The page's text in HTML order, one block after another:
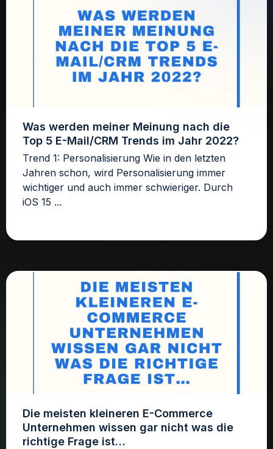
Was werden meiner Meinung nach die
Top 5 E-Mail/CRM Trends im Jahr 2022?
Trend 1: Personalisierung Wie in den letzten
Jahren schon, wird Personalisierung immer
wichtiger und auch immer schwieriger. Durch
iOS 15 ...
Die meisten kleineren E-Commerce
Unternehmen wissen gar nicht was die
richtige Frage ist…